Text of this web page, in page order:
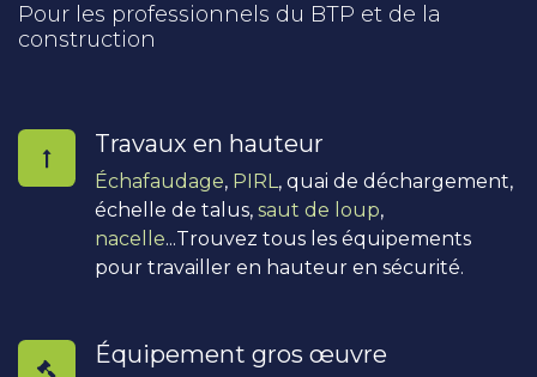
Pour les professionnels du BTP et de la
construction
Travaux en hauteur
Échafaudage, PIRL, quai de déchargement,
échelle de talus, saut de loup,
nacelle...Trouvez tous les équipements
pour travailler en hauteur en sécurité.
Équipement gros œuvre